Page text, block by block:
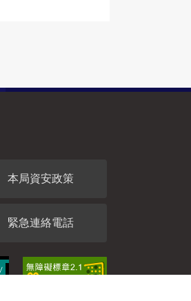
本局資安政策
緊急連絡電話